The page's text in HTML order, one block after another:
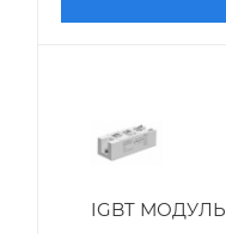
IGBT МОДУЛЬ